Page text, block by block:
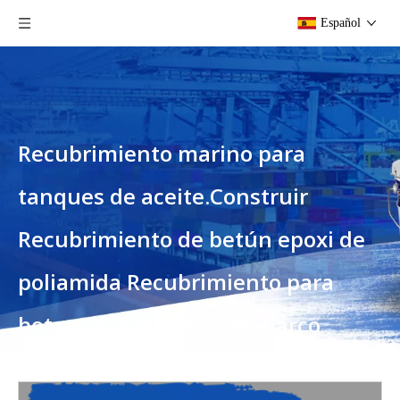
Español
Recubrimiento marino para
tanques de aceite.Construir
Recubrimiento de betún epoxi de
poliamida Recubrimiento para
botes;para el fondo del barco
marino para tanques de aceite.Construir Recubrimiento de